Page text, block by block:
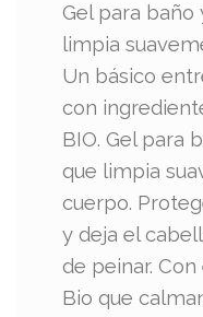
Gel para baño
limpia
Un básico
con
BIO. Gel para
que limpia
cuerpo.
y deja el
de peinar.
Bio que